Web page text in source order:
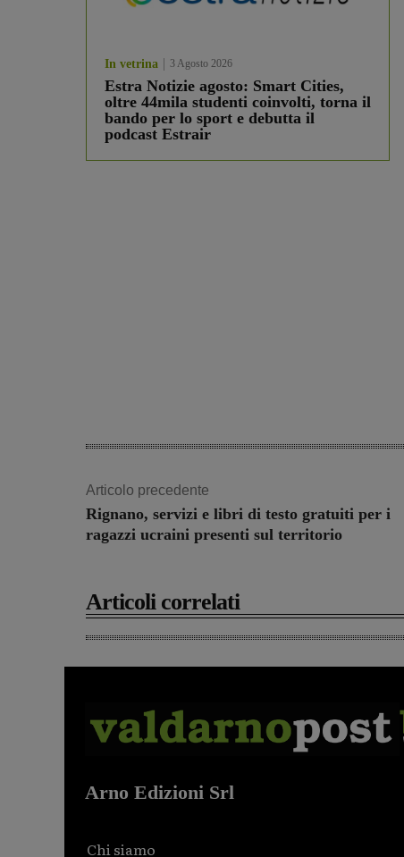
In vetrina 3 Agosto 2026
Estra Notizie agosto: Smart Cities,
oltre 44mila studenti coinvolti, torna il
bando per lo sport e debutta il
podcast Estrair
Articolo precedente
Rignano, servizi e libri di testo gratuiti per i
ragazzi ucraini presenti sul territorio
Articoli correlati
Arno Edizioni Srl
Chi siamo